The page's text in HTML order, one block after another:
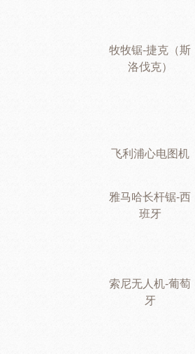
牧牧锯-捷克（斯
洛伐克）
飞利浦心电图机
雅马哈长杆锯-西
班牙
索尼无人机-葡萄
牙